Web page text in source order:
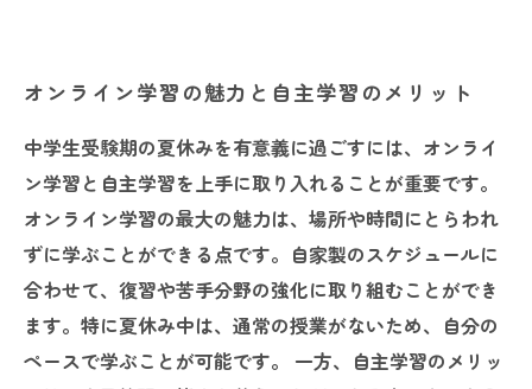
オンライン学習の魅力と自主学習のメリット
中学生受験期の夏休みを有意義に過ごすには、オンライ
ン学習と自主学習を上手に取り入れることが重要です。
オンライン学習の最大の魅力は、場所や時間にとらわれ
ずに学ぶことができる点です。自家製のスケジュールに
合わせて、復習や苦手分野の強化に取り組むことができ
ます。特に夏休み中は、通常の授業がないため、自分の
ペースで学ぶことが可能です。 一方、自主学習のメリッ